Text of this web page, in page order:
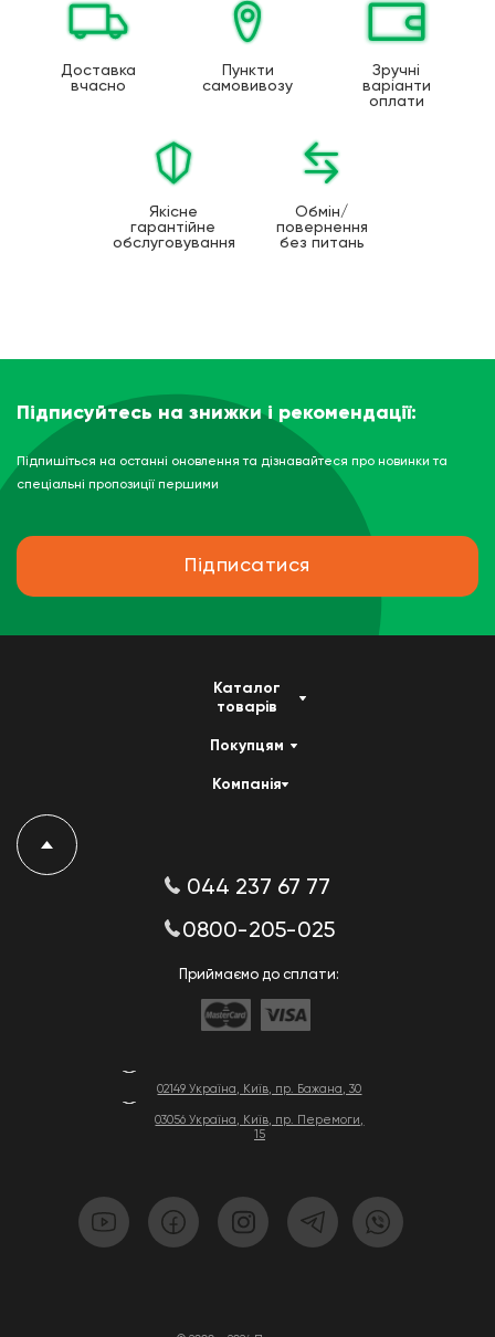
Доставка
вчасно
Пункти
самовивозу
Зручні
варіанти
оплати
Якісне
гарантійне
обслуговування
Обмін/
повернення
без питань
Підписуйтесь на знижки і рекомендації:
Підпишіться на останні оновлення та дізнавайтеся про новинки та
спеціальні пропозиції першими
Підписатися
02149 Україна, Київ, пр. Бажана, 30
03056 Україна, Київ, пр. Перемоги,
15
Каталог
товарів
Покупцям
Компанія
044 237 67 77
0800-205-025
Приймаємо до сплати: